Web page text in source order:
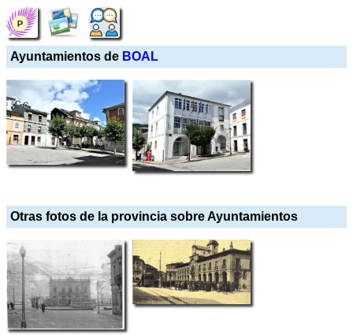
Ayuntamientos de BOAL
Otras fotos de la provincia sobre Ayuntamientos